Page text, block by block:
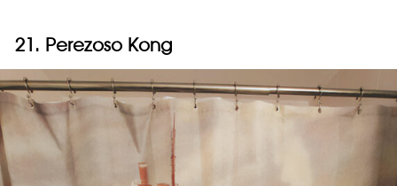
21. Perezoso Kong